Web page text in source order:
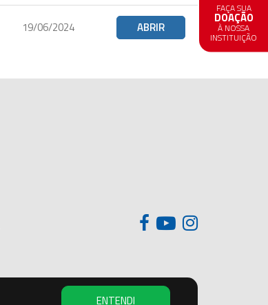
FAÇA SUA
DOAÇÃO
À NOSSA
INSTITUIÇÃO
19/06/2024 ABRIR
ENTENDI